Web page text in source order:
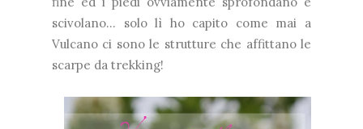
scivolano... solo lì ho capito come mai a
Vulcano ci sono le strutture che affittano le
scarpe da trekking!